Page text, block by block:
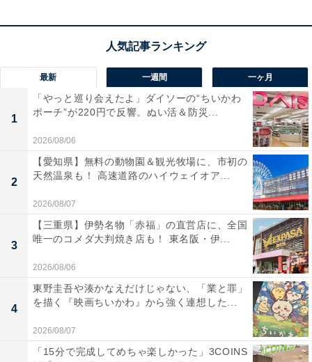
最新 一週間 一ヶ月
1
「やっと巡り会えたよ」ダイソーの“ちいかわ
ポーチ”が220円で反響。ぬい活＆防災...
2026/08/06
2
【愛知県】無料の動物園＆観光牧場に、市初の
天然温泉も！ 高速道路のハイウェイオア...
2026/08/07
3
【三重県】伊勢名物「赤福」の直営店に、全国
唯一のコメダ大判焼き店も！ 東名阪・伊...
2026/08/06
4
東野圭吾や湊かなえだけじゃない、「業と罪」
を描く『映画ちいかわ』から強く連想した...
2026/08/07
「15分で完成してめちゃ楽しかった」3COINS